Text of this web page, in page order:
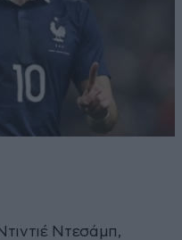
Ντεσάμπ,